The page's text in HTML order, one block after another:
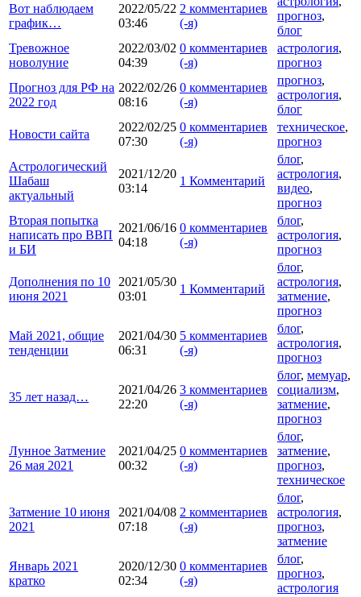
Вот наблюдаем
график…
2022/05/22
03:46
2 комментариев
(-я)
прогноз,
блог
Тревожное
новолуние
2022/03/02
04:39
0 комментариев
(-я)
астрология,
прогноз
Прогноз для РФ на
2022 год
2022/02/26
08:16
0 комментариев
(-я)
прогноз,
астрология,
блог
Новости сайта
2022/02/25
07:30
0 комментариев
(-я)
техническое,
прогноз
Астрологический
Шабаш
актуальный
2021/12/20
03:14
1 Комментарий
блог,
астрология,
видео,
прогноз
Вторая попытка
написать про ВВП
и БИ
2021/06/16
04:18
0 комментариев
(-я)
блог,
астрология,
прогноз
Дополнения по 10
июня 2021
2021/05/30
03:01
1 Комментарий
блог,
астрология,
затмение,
прогноз
Май 2021, общие
тенденции
2021/04/30
06:31
5 комментариев
(-я)
блог,
астрология,
прогноз
35 лет назад…
2021/04/26
22:20
3 комментариев
(-я)
блог, мемуар,
социализм,
затмение,
прогноз
Лунное Затмение
26 мая 2021
2021/04/25
00:32
0 комментариев
(-я)
блог,
затмение,
прогноз,
техническое
Затмение 10 июня
2021
2021/04/08
07:18
2 комментариев
(-я)
блог,
астрология,
прогноз,
затмение
Январь 2021
кратко
2020/12/30
02:34
0 комментариев
(-я)
блог,
прогноз,
астрология